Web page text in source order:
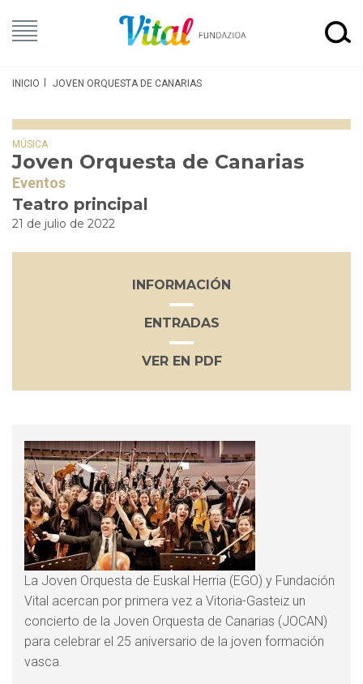
INICIO JOVEN ORQUESTA DE CANARIAS
MÚSICA
Joven Orquesta de Canarias
Eventos
Teatro principal
21 de julio de 2022
INFORMACIÓN
ENTRADAS
VER EN PDF
La Joven Orquesta de Euskal Herria (EGO) y Fundación
Vital acercan por primera vez a Vitoria-Gasteiz un
concierto de la Joven Orquesta de Canarias (JOCAN)
para celebrar el 25 aniversario de la joven formación
vasca.